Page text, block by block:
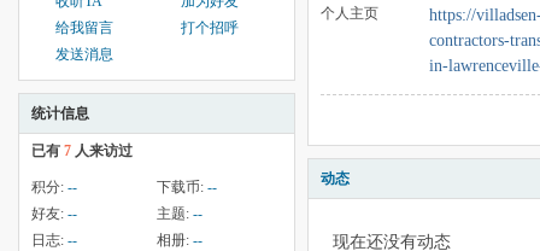
给我留言
打个招呼
发送消息
统计信息
已有 7 人来访过
积分: -- 下载币: --
好友: -- 主题: --
日志: -- 相册: --
个人主页
https://
contractors-
in-
动态
现在还没有动态